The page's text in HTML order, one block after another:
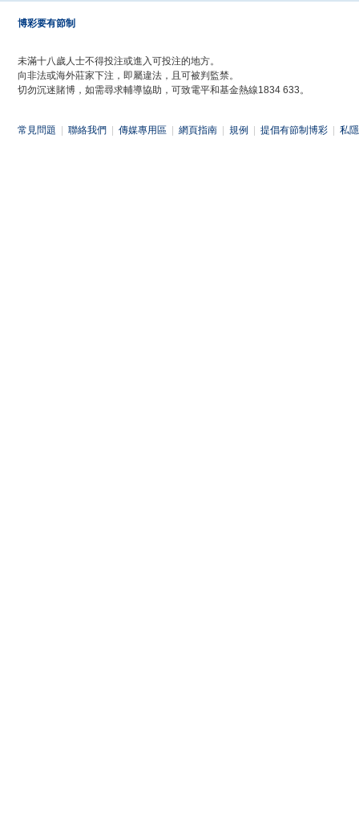
博彩要有節制
未滿十八歲人士不得投注或進入可投注的地方。
向非法或海外莊家下注，即屬違法，且可被判監禁。
切勿沉迷賭博，如需尋求輔導協助，可致電平和基金熱線1834 633。
常見問題 聯絡我們 傳媒專用區 網頁指南 規例 提倡有節制博彩 私